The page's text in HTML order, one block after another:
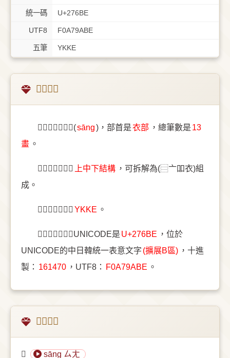
統一碼 U+276BE
UTF8 F0A79ABE
五筆 YKKE
𧚾字概述
〔𧚾〕字拚音是(sāng)，部首是⾐部 ，總筆數是 13
畫 。
〔𧚾〕字結構是 上中下結構 ，可拆解為(⿳亠吅衣)組
成。
〔𧚾〕字五筆是 YKKE 。
〔𧚾〕字統一碼UNICODE是 U+276BE ，位於
UNICODE的中日韓統一表意文字 (擴展B區) ，十進
製： 161470 ，UTF8： F0A79ABE 。
𧚾的意思
𧚾 sāng ㄙㄤ